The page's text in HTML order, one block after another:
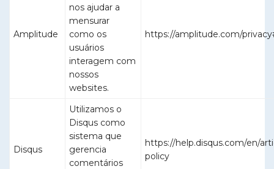
Amplitude
nos ajudar a
mensurar
como os
usuários
interagem com
nossos
websites.
https://amplitude.com/
Disqus
Utilizamos o
Disqus como
sistema que
gerencia
comentários
https://help.disqus.com/en/
policy